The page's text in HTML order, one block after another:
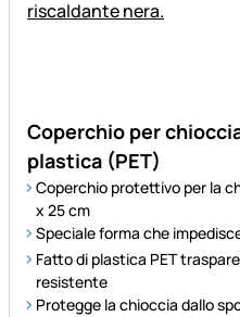
Coperchio per
plastica (PET)
Coperchio protettivo per la
x 25 cm
Speciale forma che
Fatto di plastica PET
resistente
Protegge la chioccia dallo